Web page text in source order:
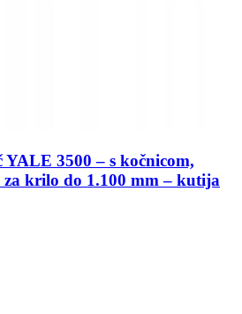
3500 – s kočnicom,
krilo do 1.100 mm – kutija